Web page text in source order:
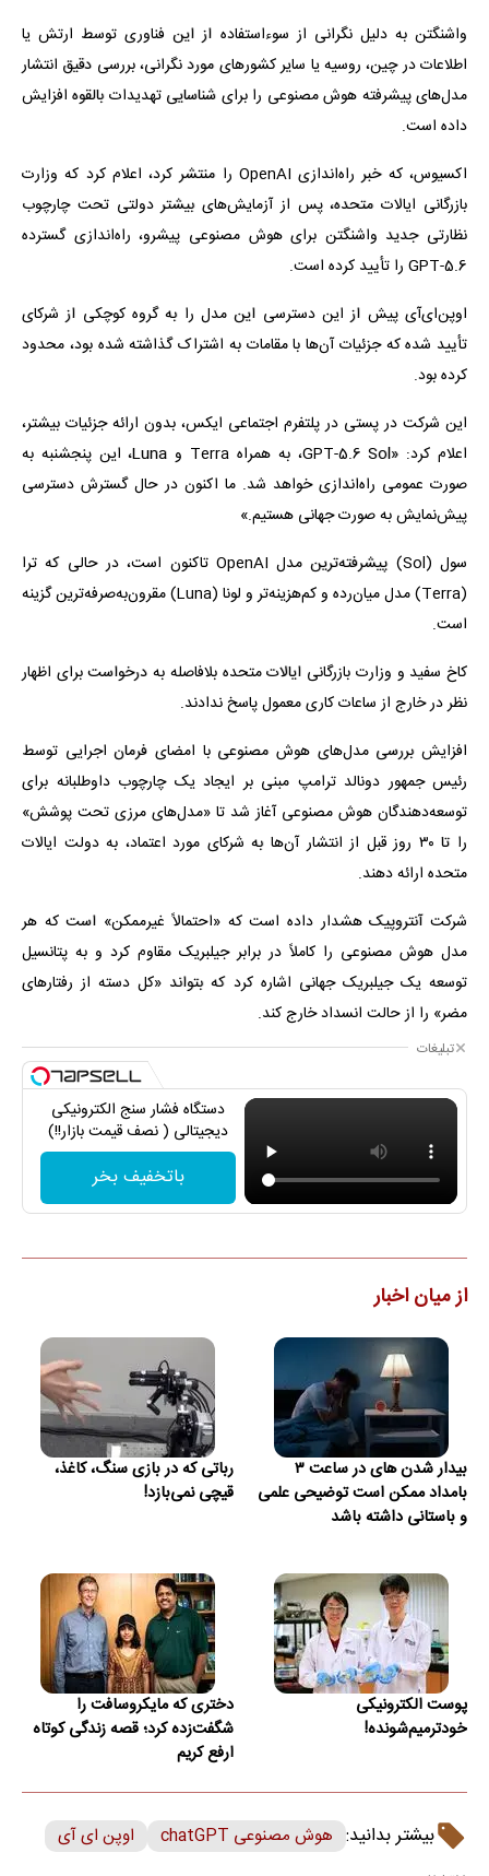
واشنگتن به دلیل نگرانی از سوءاستفاده از این فناوری توسط ارتش یا
اطلاعات در چین، روسیه یا سایر کشورهای مورد نگرانی، بررسی دقیق انتشار
مدل‌های پیشرفته هوش مصنوعی را برای شناسایی تهدیدات بالقوه افزایش
داده است.
اکسیوس، که خبر راه‌اندازی OpenAI را منتشر کرد، اعلام کرد که وزارت
بازرگانی ایالات متحده، پس از آزمایش‌های بیشتر دولتی تحت چارچوب
نظارتی جدید واشنگتن برای هوش مصنوعی پیشرو، راه‌اندازی گسترده
GPT-5.6 را تأیید کرده است.
اوپن‌ای‌آی پیش از این دسترسی این مدل را به گروه کوچکی از شرکای
تأیید شده که جزئیات آن‌ها با مقامات به اشتراک گذاشته شده بود، محدود
کرده بود.
این شرکت در پستی در پلتفرم اجتماعی ایکس، بدون ارائه جزئیات بیشتر،
اعلام کرد: «GPT-5.6 Sol، به همراه Terra و Luna، این پنجشنبه به
صورت عمومی راه‌اندازی خواهد شد. ما اکنون در حال گسترش دسترسی
پیش‌نمایش به صورت جهانی هستیم.»
سول (Sol) پیشرفته‌ترین مدل OpenAI تاکنون است، در حالی که ترا
(Terra) مدل میان‌رده و کم‌هزینه‌تر و لونا (Luna) مقرون‌به‌صرفه‌ترین گزینه
است.
کاخ سفید و وزارت بازرگانی ایالات متحده بلافاصله به درخواست برای اظهار
نظر در خارج از ساعات کاری معمول پاسخ ندادند.
افزایش بررسی مدل‌های هوش مصنوعی با امضای فرمان اجرایی توسط
رئیس جمهور دونالد ترامپ مبنی بر ایجاد یک چارچوب داوطلبانه برای
توسعه‌دهندگان هوش مصنوعی آغاز شد تا «مدل‌های مرزی تحت پوشش»
را تا ۳۰ روز قبل از انتشار آن‌ها به شرکای مورد اعتماد، به دولت ایالات
متحده ارائه دهند.
شرکت آنتروپیک هشدار داده است که «احتمالاً غیرممکن» است که هر
مدل هوش مصنوعی را کاملاً در برابر جیلبریک مقاوم کرد و به پتانسیل
توسعه یک جیلبریک جهانی اشاره کرد که بتواند «کل دسته از رفتارهای
مضر» را از حالت انسداد خارج کند.
تبلیغات
دستگاه فشار سنج الکترونیکی
دیجیتالی ( نصف قیمت بازار!!)
باتخفیف بخر
از میان اخبار
بیدار شدن‌ های در ساعت ۳
بامداد ممکن است توضیحی علمی
و باستانی داشته باشد
رباتی که در بازی سنگ، کاغذ،
قیچی نمی‌بازد!
پوست الکترونیکی
خودترمیم‌شونده!
دختری که مایکروسافت را
شگفت‌زده کرد؛ قصه زندگی کوتاه
ارفع کریم
بیشتر بدانید: هوش مصنوعی chatGPT اوپن ای آی